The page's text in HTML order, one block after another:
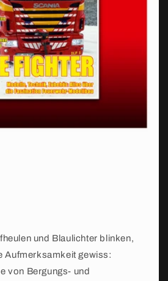
und Blaulichter blinken,
Aufmerksamkeit gewiss:
von Bergungs- und